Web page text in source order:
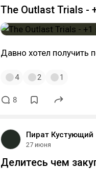
The Outlast Trials -
Давно хотел получить
4 2 1
8
Пират Кустующий
27 июня
Делитесь чем